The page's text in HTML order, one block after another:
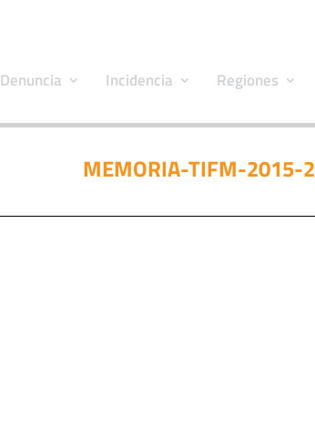
Denuncia Incidencia Regiones
MEMORIA-TIFM-2015-2